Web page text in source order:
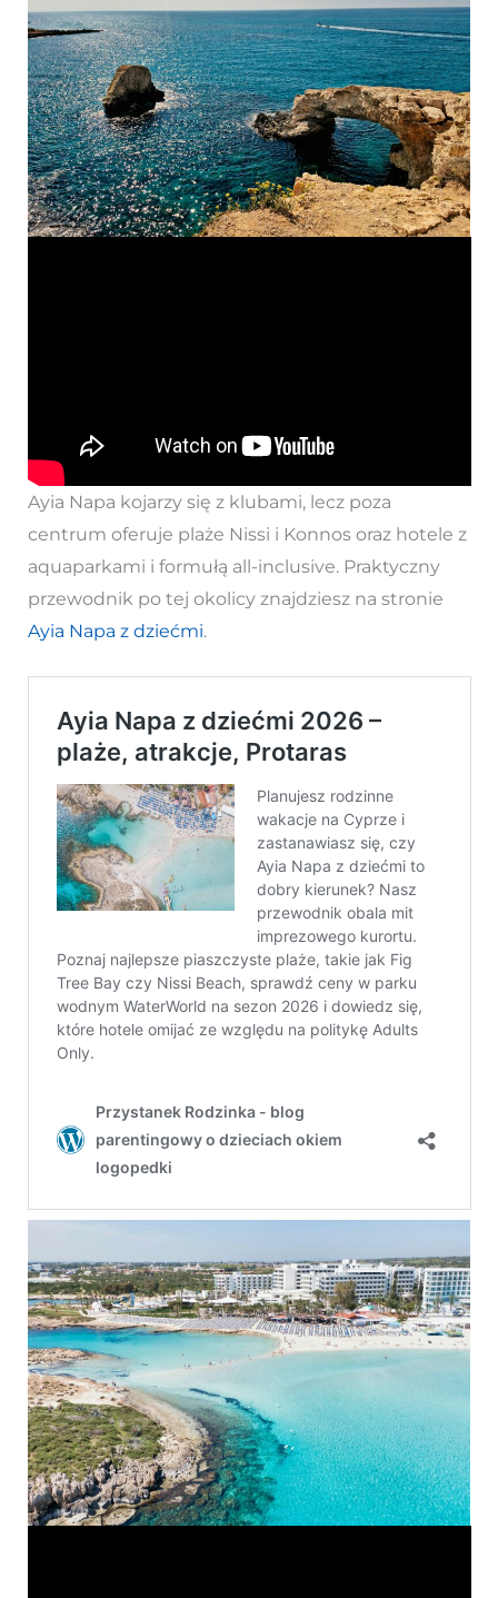
Ayia Napa kojarzy się z klubami, lecz poza
centrum oferuje plaże Nissi i Konnos oraz hotele z
aquaparkami i formułą all-inclusive. Praktyczny
przewodnik po tej okolicy znajdziesz na stronie
Ayia Napa z dziećmi.